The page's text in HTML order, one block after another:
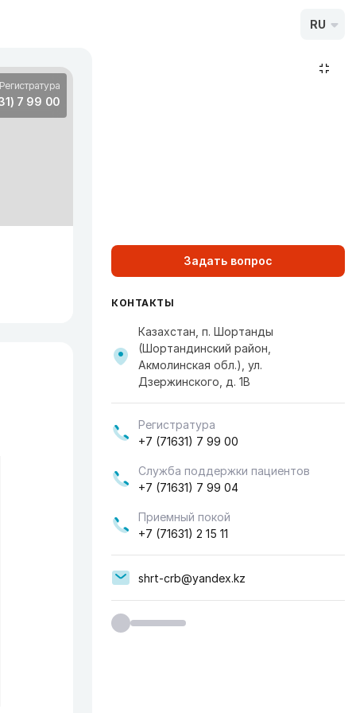
RU
Регистратура
7 99 00
Задать вопрос
КОНТАКТЫ
Казахстан, п. Шортанды
(Шортандинский район,
Акмолинская обл.), ул.
Дзержинского, д. 1В
Регистратура
+7 (71631) 7 99 00
Служба поддержки пациентов
+7 (71631) 7 99 04
Приемный покой
+7 (71631) 2 15 11
shrt-crb@yandex.kz